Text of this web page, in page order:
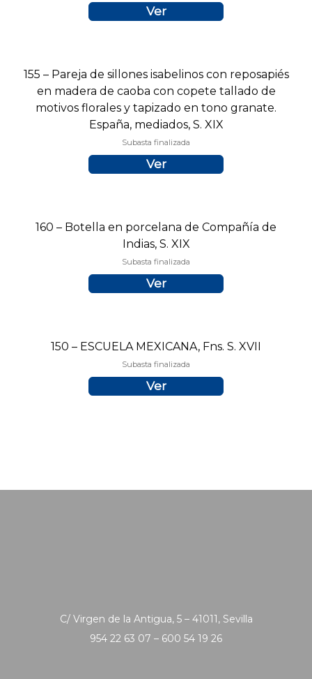
Ver
155 – Pareja de sillones isabelinos con reposapiés
en madera de caoba con copete tallado de
motivos florales y tapizado en tono granate.
España, mediados, S. XIX
Subasta finalizada
Ver
160 – Botella en porcelana de Compañía de
Indias, S. XIX
Subasta finalizada
Ver
150 – ESCUELA MEXICANA, Fns. S. XVII
Subasta finalizada
Ver
C/ Virgen de la Antigua, 5 – 41011, Sevilla
954 22 63 07 – 600 54 19 26